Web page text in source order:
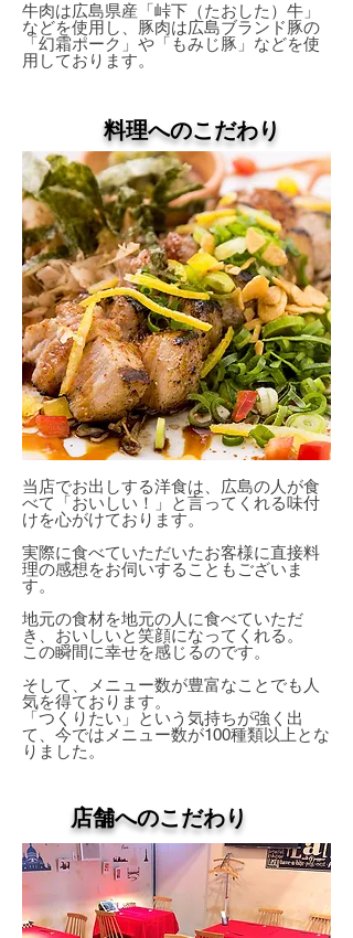
牛肉は広島県産「峠下（たおした）牛」
などを使用し、豚肉は広島ブランド豚の
「幻霜ポーク」や「もみじ豚」などを使
用しております。
料理へのこだわり
当店でお出しする洋食は、広島の人が食
べて「おいしい！」と言ってくれる味付
けを心がけております。
実際に食べていただいたお客様に直接料
理の感想をお伺いすることもございま
す。
地元の食材を地元の人に食べていただ
き、おいしいと笑顔になってくれる。
この瞬間に幸せを感じるのです。
そして、メニュー数が豊富なことでも人
気を得ております。
「つくりたい」という気持ちが強く出
て、今ではメニュー数が100種類以上とな
りました。
店舗へのこだわり